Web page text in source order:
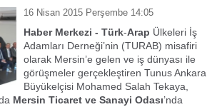
16 Nisan 2015 Perşembe 14:05
Haber Merkezi - Türk-Arap Ülkeleri İş
Adamları Derneği’nin (TURAB) misafiri
olarak Mersin’e gelen ve iş dünyası ile
görüşmeler gerçekleştiren Tunus Ankara
Büyükelçisi Mohamed Salah Tekaya,
Mersin Ticaret ve Sanayi Odası’nda